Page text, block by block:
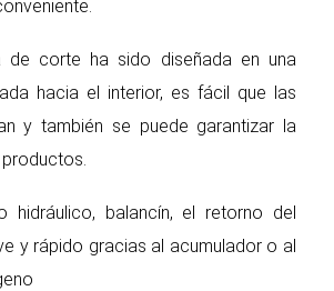
de corte ha sido diseñada en una
hacia el interior, es fácil que las
y también se puede garantizar la
hidráulico, balancín, el retorno del
y rápido gracias al acumulador o al